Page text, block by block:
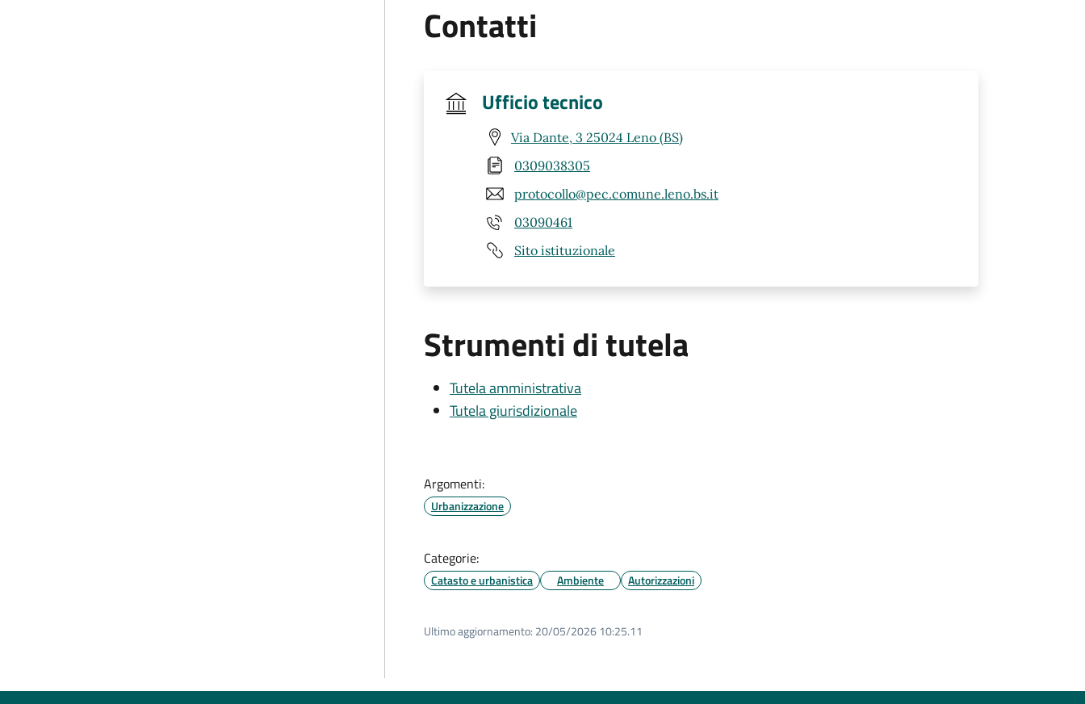
Contatti
Ufficio tecnico
Via Dante, 3 25024 Leno (BS)
0309038305
protocollo@pec.comune.leno.bs.it
03090461
Sito istituzionale
Strumenti di tutela
Tutela amministrativa
Tutela giurisdizionale
Argomenti:
Urbanizzazione
Categorie:
Catasto e urbanistica Ambiente Autorizzazioni
Ultimo aggiornamento: 20/05/2026 10:25.11